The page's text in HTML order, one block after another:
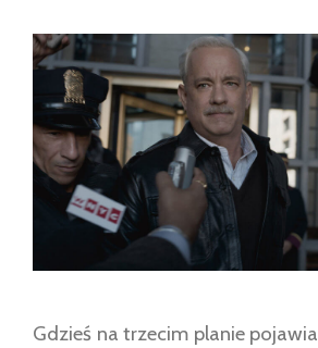
Gdzieś na trzecim planie